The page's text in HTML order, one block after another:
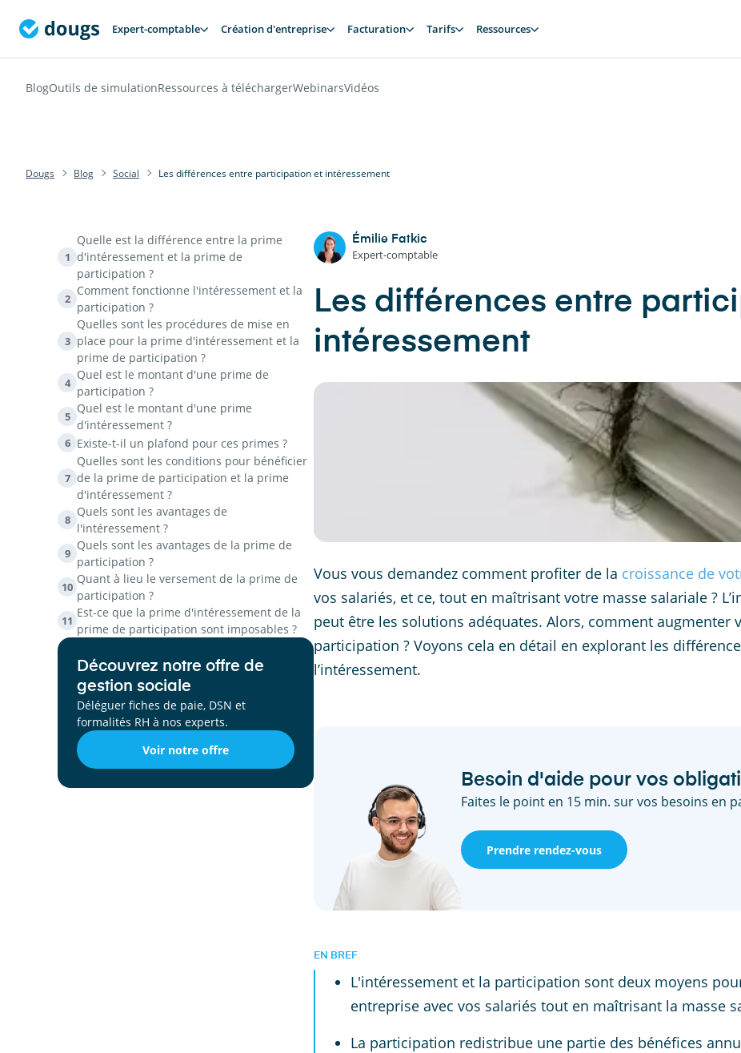
Expert-comptable Création d'entreprise Facturation Tarifs Ressources
BlogOutils de simulationRessources à téléchargerWebinarsVidéos
Dougs Blog Social Les différences entre participation et intéressement
1
Quelle est la différence entre la prime
d'intéressement et la prime de
participation ?
2
Comment fonctionne l'intéressement et la
participation ?
3
Quelles sont les procédures de mise en
place pour la prime d'intéressement et la
prime de participation ?
4
Quel est le montant d'une prime de
participation ?
5
Quel est le montant d'une prime
d'intéressement ?
6 Existe-t-il un plafond pour ces primes ?
7
Quelles sont les conditions pour bénéficier
de la prime de participation et la prime
d'intéressement ?
8
Quels sont les avantages de
l'intéressement ?
9
Quels sont les avantages de la prime de
participation ?
10
Quant à lieu le versement de la prime de
participation ?
11
Est-ce que la prime d'intéressement de la
prime de participation sont imposables ?
Découvrez notre offre de
gestion sociale
Déléguer fiches de paie, DSN et
formalités RH à nos experts.
Voir notre offre
Émilie Fatkic
Expert-comptable
Les différences entre
intéressement
Vous vous demandez comment profiter de la croissance de
vos salariés, et ce, tout en maîtrisant votre masse salariale ?
peut être les solutions adéquates. Alors, comment
participation ? Voyons cela en détail en explorant les
l’intéressement.
Besoin d'aide pour vos
Faites le point en 15 min. sur vos besoins en
Prendre rendez-vous
EN BREF
L'intéressement et la participation sont deux moyens
entreprise avec vos salariés tout en maîtrisant la masse
La participation redistribue une partie des bénéfices